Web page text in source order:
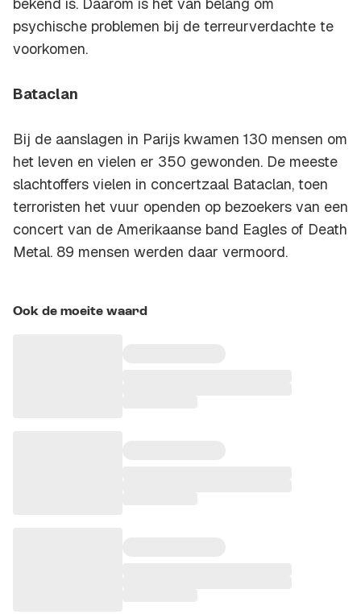
bekend is. Daarom is het van belang om
psychische problemen bij de terreurverdachte te
voorkomen.
Bataclan
Bij de aanslagen in Parijs kwamen 130 mensen om
het leven en vielen er 350 gewonden. De meeste
slachtoffers vielen in concertzaal Bataclan, toen
terroristen het vuur openden op bezoekers van een
concert van de Amerikaanse band Eagles of Death
Metal. 89 mensen werden daar vermoord.
Ook de moeite waard